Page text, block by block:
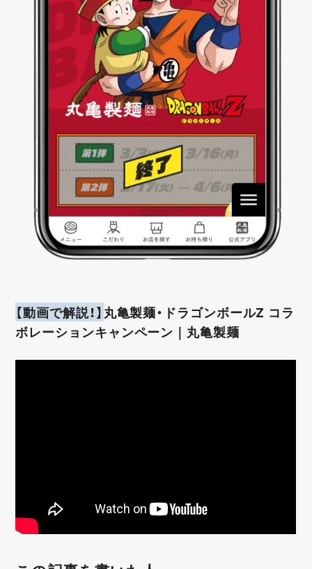
【動画で解説！】丸亀製麺・ドラゴンボールZ コラ
ボレーションキャンペーン｜丸亀製麺